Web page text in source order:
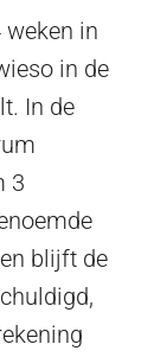
weken in
in de
In de
3
blijft de